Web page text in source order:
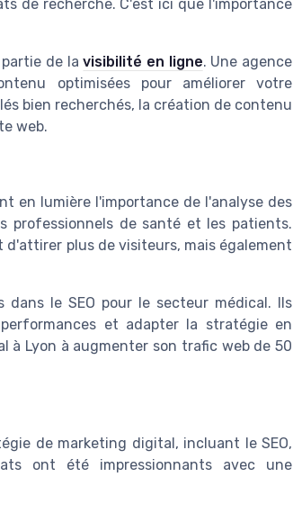
de recherche. C'est ici que l'importance
partie de lavisibilité en ligne. Une agence
optimisées pour améliorer votre
bien recherchés, la création de contenu
web.
en lumière l'importance de l'analyse des
professionnels de santé et les patients.
d'attirer plus de visiteurs, mais également
dans le SEO pour le secteur médical. Ils
et adapter la stratégie en
à Lyon à augmenter son trafic web de 50
de marketing digital, incluant le SEO,
ont été impressionnants avec une